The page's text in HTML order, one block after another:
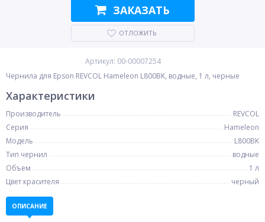
ЗАКАЗАТЬ
ОТЛОЖИТЬ
Артикул: 00-00007254
Чернила для Epson REVCOL Hameleon L800BK, водные, 1 л, черные
Характеристики
Производитель
REVCOL
Серия
Hameleon
Модель
L800BK
Тип чернил
водные
Объем
1 л
Цвет красителя
черный
ОПИСАНИЕ